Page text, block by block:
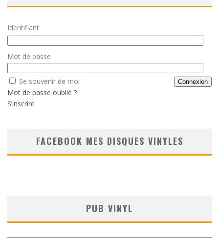
Identifiant
Mot de passe
Se souvenir de moi
Mot de passe oublié ?
S’inscrire
FACEBOOK MES DISQUES VINYLES
PUB VINYL